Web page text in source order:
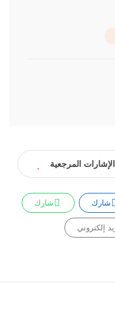
المرجعية
شارك شارك
إلكتروني